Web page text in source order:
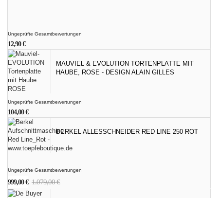
Ungeprüfte Gesamtbewertungen
12,90€
MAUVIEL & EVOLUTION TORTENPLATTE MIT
HAUBE, ROSE - DESIGN ALAIN GILLES
Ungeprüfte Gesamtbewertungen
104,00€
BERKEL ALLESSCHNEIDER RED LINE 250 ROT
Ungeprüfte Gesamtbewertungen
1.079,00€Ursprünglicher
Preis
999,00€
Aktueller
Preis